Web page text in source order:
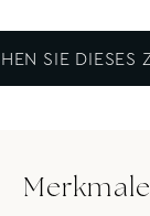
SIE DIESES
Merkmale